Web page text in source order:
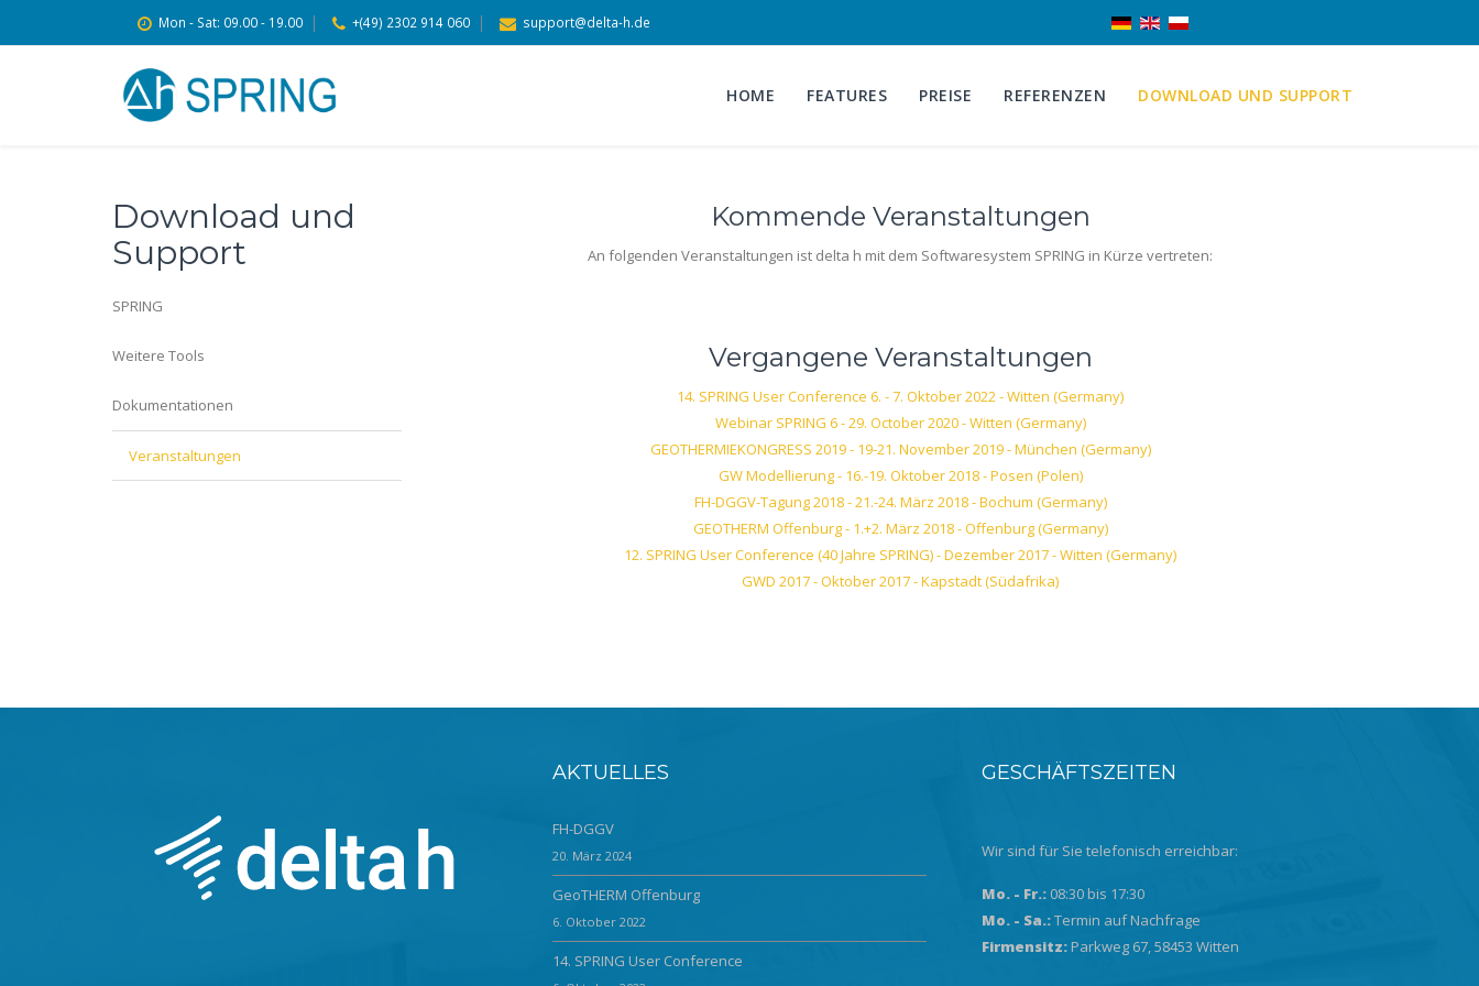
Mon - Sat: 09.00 - 19.00 +(49) 2302 914 060 support@delta-h.de
HOME FEATURES PREISE REFERENZEN DOWNLOAD UND SUPPORT
Download und
Support
SPRING
Weitere Tools
Dokumentationen
Veranstaltungen
Kommende Veranstaltungen
An folgenden Veranstaltungen ist delta h mit dem Softwaresystem SPRING in Kürze vertreten:
Vergangene Veranstaltungen
14. SPRING User Conference 6. - 7. Oktober 2022 - Witten (Germany)
Webinar SPRING 6 - 29. October 2020 - Witten (Germany)
GEOTHERMIEKONGRESS 2019 - 19-21. November 2019 - München (Germany)
GW Modellierung - 16.-19. Oktober 2018 - Posen (Polen)
FH-DGGV-Tagung 2018 - 21.-24. März 2018 - Bochum (Germany)
GEOTHERM Offenburg - 1.+2. März 2018 - Offenburg (Germany)
12. SPRING User Conference (40 Jahre SPRING) - Dezember 2017 - Witten (Germany)
GWD 2017 - Oktober 2017 - Kapstadt (Südafrika)
AKTUELLES
FH-DGGV
20. März 2024
GeoTHERM Offenburg
6. Oktober 2022
14. SPRING User Conference
GESCHÄFTSZEITEN
Wir sind für Sie telefonisch erreichbar:
Mo. - Fr.: 08:30 bis 17:30
Mo. - Sa.:Termin auf Nachfrage
Firmensitz:Parkweg 67, 58453 Witten